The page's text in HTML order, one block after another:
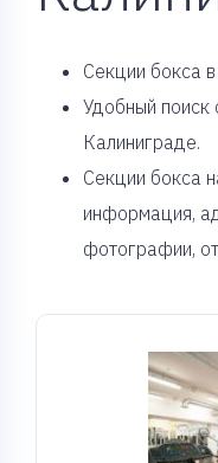
Cекции бокса
Удобный поиск
Калиниграде.
Секции бокса
информация,
фотографии,